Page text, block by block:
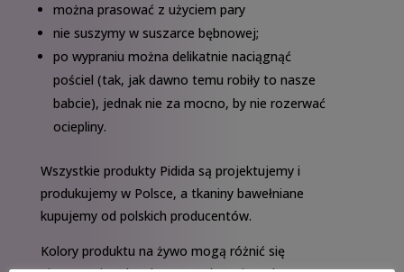
można prasować z użyciem pary
nie suszymy w suszarce bębnowej;
po wypraniu można delikatnie naciągnąć
pościel (tak, jak dawno temu robiły to nasze
babcie), jednak nie za mocno, by nie rozerwać
ociepliny.
Wszystkie produkty Pidida są projektujemy i
produkujemy w Polsce, a tkaniny bawełniane
kupujemy od polskich producentów.
Kolory produktu na żywo mogą różnić się